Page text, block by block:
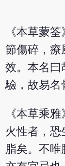
《本草蒙
節傷碎，療
效。本名曰
驗，故易名
《本草乘
火性者，
脂矣。不